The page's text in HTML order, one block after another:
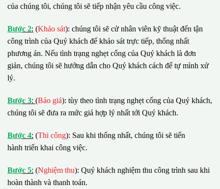
của chúng tôi, chúng tôi sẽ tiếp nhận yêu cầu công việc.
Bước 2: (Khảo sát): chúng tôi sẽ cử nhân viên kỹ thuật đến tận
công trình của Quý khách để khảo sát trực tiếp, thống nhất
phương án. Nếu tình trạng nghẹt cống của Quý khách là đơn
giản, chúng tôi sẽ hướng dẫn cho Quý khách cách để tự mình xử
lý.
Bước 3: (Báo giá): tùy theo tình trạng nghẹt cống của Quý khách,
chúng tôi sẽ đưa ra mức giá hợp lý nhất tới Quý khách.
Bước 4: (Thi công): Sau khi thống nhất, chúng tôi sẽ tiến
hành triển khai công việc.
Bước 5: (Nghiệm thu): Quý khách nghiệm thu công trình sau khi
hoàn thành và thanh toán.